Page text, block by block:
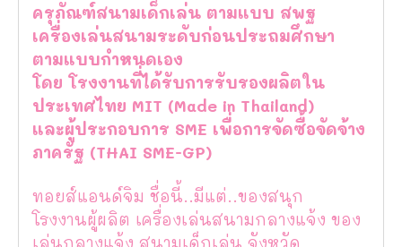
ครุภัณฑ์สนามเด็กเล่น ตามแบบ สพฐ
เครื่องเล่นสนามระดับก่อนประถมศึกษา
ตามแบบกำหนดเอง
โดย โรงงานที่ได้รับการรับรองผลิตใน
ประเทศไทย MIT (Made in Thailand)
และผู้ประกอบการ SME เพื่อการจัดซื้อจัดจ้าง
ภาครัฐ (THAI SME-GP)
ทอยส์แอนด์จิม ชื่อนี้..มีแต่..ของสนุก
โรงงานผู้ผลิต เครื่องเล่นสนามกลางแจ้ง ของ
เล่นกลางแจ้ง สนามเด็กเล่น จังหวัด